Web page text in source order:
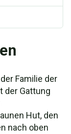
Familie der
der Gattung
Hut, den
nach oben